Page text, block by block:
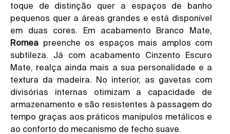
toque de distinção quer a espaços de banho
pequenos quer a áreas grandes e está disponível
em duas cores. Em acabamento Branco Mate,
Romea preenche os espaços mais amplos com
subtileza. Já com acabamento Cinzento Escuro
Mate, realça ainda mais a sua personalidade e a
textura da madeira. No interior, as gavetas com
divisórias internas otimizam a capacidade de
armazenamento e são resistentes à passagem do
tempo graças aos práticos manípulos metálicos e
ao conforto do mecanismo de fecho suave.